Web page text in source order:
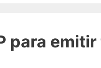
para